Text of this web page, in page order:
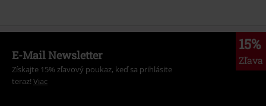
15%
Zľava
E-Mail Newsletter
Získajte 15% zľavový poukaz, keď sa prihlásite
teraz! Viac